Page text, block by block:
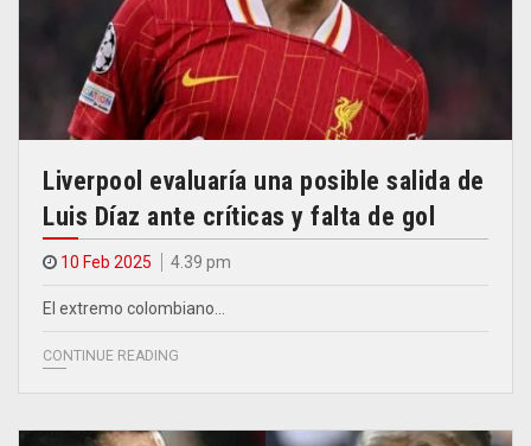
Liverpool evaluaría una posible salida de
Luis Díaz ante críticas y falta de gol
10 Feb 2025 4.39 pm
El extremo colombiano…
CONTINUE READING